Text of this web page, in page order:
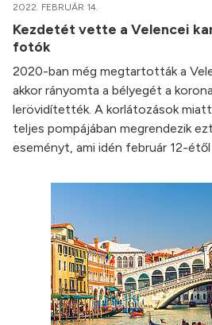
2022. FEBRUÁR 14.
Kezdetét vette a Velencei
fotók
2020-ban még megtartották a
akkor rányomta a bélyegét a
lerövidítették. A korlátozások
teljes pompájában megrendezik
eseményt, ami idén február 12-